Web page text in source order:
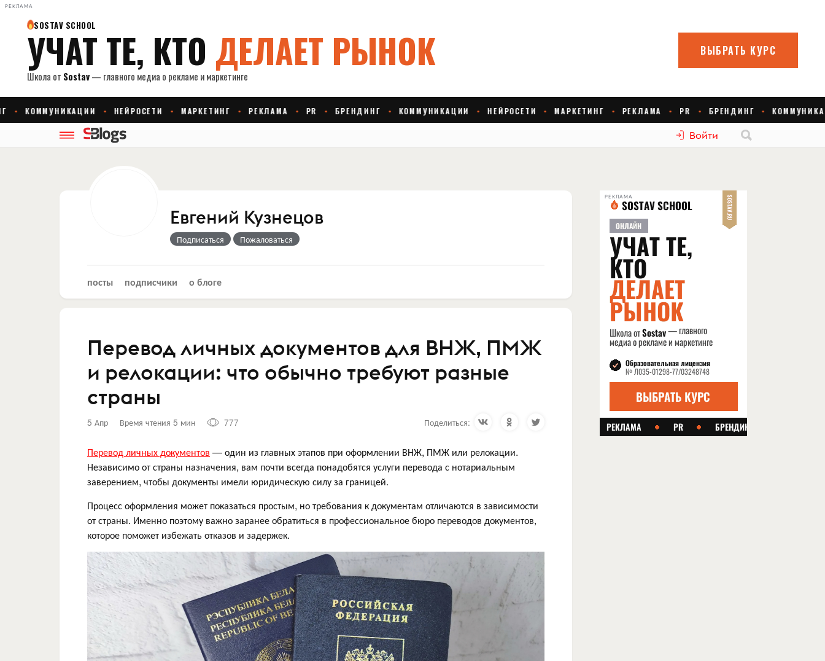
РЕКЛАМА
Войти
Евгений Кузнецов
Подписаться Пожаловаться
посты подписчики о блоге
Перевод личных документов для ВНЖ, ПМЖ
и релокации: что обычно требуют разные
страны
5 Апр Время чтения 5 мин 777 Поделиться:
Перевод личных документов — один из главных этапов при оформлении ВНЖ, ПМЖ или релокации.
Независимо от страны назначения, вам почти всегда понадобятся услуги перевода с нотариальным
заверением, чтобы документы имели юридическую силу за границей.
Процесс оформления может показаться простым, но требования к документам отличаются в зависимости
от страны. Именно поэтому важно заранее обратиться в профессиональное бюро переводов документов,
которое поможет избежать отказов и задержек.
РЕКЛАМА